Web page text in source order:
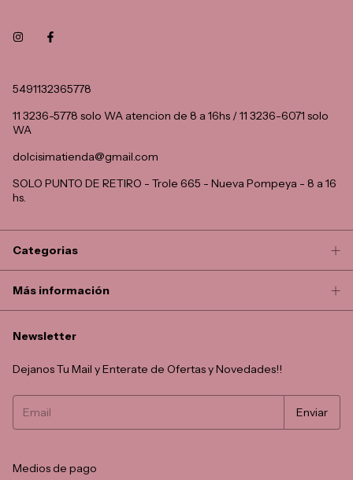
5491132365778
11 3236-5778 solo WA atencion de 8 a 16hs / 11 3236-6071 solo
WA
dolcisimatienda@gmail.com
SOLO PUNTO DE RETIRO - Trole 665 - Nueva Pompeya - 8 a 16
hs.
Categorias
Más información
Newsletter
Dejanos Tu Mail y Enterate de Ofertas y Novedades!!
Medios de pago